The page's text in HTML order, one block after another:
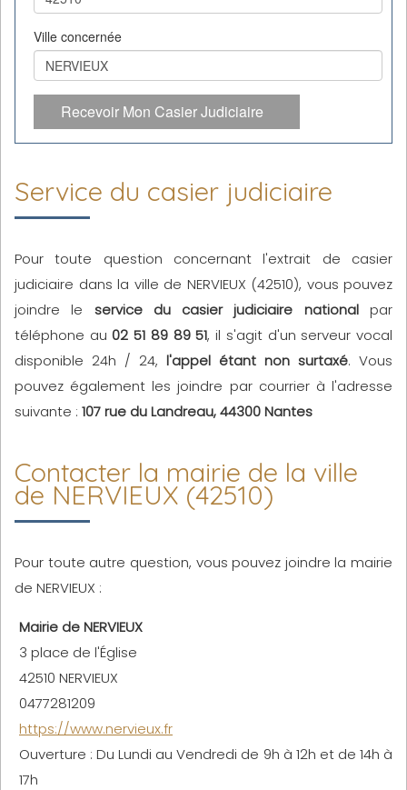
Ville concernée
Recevoir Mon Casier Judiciaire
Service du casier judiciaire
Pour toute question concernant l'extrait de casier
judiciaire dans la ville de NERVIEUX (42510), vous pouvez
joindre le service du casier judiciaire nationalpar
téléphone au 02 51 89 89 51, il s'agit d'un serveur vocal
disponible 24h / 24, l'appel étant non surtaxé. Vous
pouvez également les joindre par courrier à l'adresse
suivante : 107 rue du Landreau, 44300 Nantes
Contacter la mairie de la ville
de NERVIEUX (42510)
Pour toute autre question, vous pouvez joindre la mairie
de NERVIEUX :
Mairie de NERVIEUX
3 place de l'Église
42510 NERVIEUX
0477281209
https://www.nervieux.fr
Ouverture : Du Lundi au Vendredi de 9h à 12h et de 14h à
17h